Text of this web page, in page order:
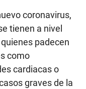
coronavirus,
tienen a nivel
padecen
como
cardiacas o
graves de la